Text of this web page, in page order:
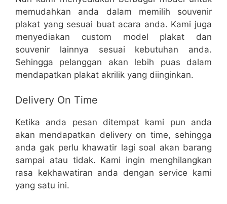
memudahkan anda dalam memilih souvenir
plakat yang sesuai buat acara anda. Kami juga
menyediakan custom model plakat dan
souvenir lainnya sesuai kebutuhan anda.
Sehingga pelanggan akan lebih puas dalam
mendapatkan plakat akrilik yang diinginkan.
Delivery On Time
Ketika anda pesan ditempat kami pun anda
akan mendapatkan delivery on time, sehingga
anda gak perlu khawatir lagi soal akan barang
sampai atau tidak. Kami ingin menghilangkan
rasa kekhawatiran anda dengan service kami
yang satu ini.